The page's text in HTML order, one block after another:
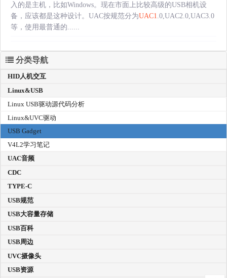
入的是主机，比如Windows。现在市面上比较高级的USB相机设
备，应该都是这种设计。UAC按规范分为UAC1.0,UAC2.0,UAC3.0
等，使用最普通的......
分类导航
HID人机交互
Linux&USB
Linux USB驱动源代码分析
Linux&UVC驱动
USB Gadget
V4L2学习笔记
UAC音频
CDC
TYPE-C
USB规范
USB大容量存储
USB百科
USB周边
UVC摄像头
USB资源